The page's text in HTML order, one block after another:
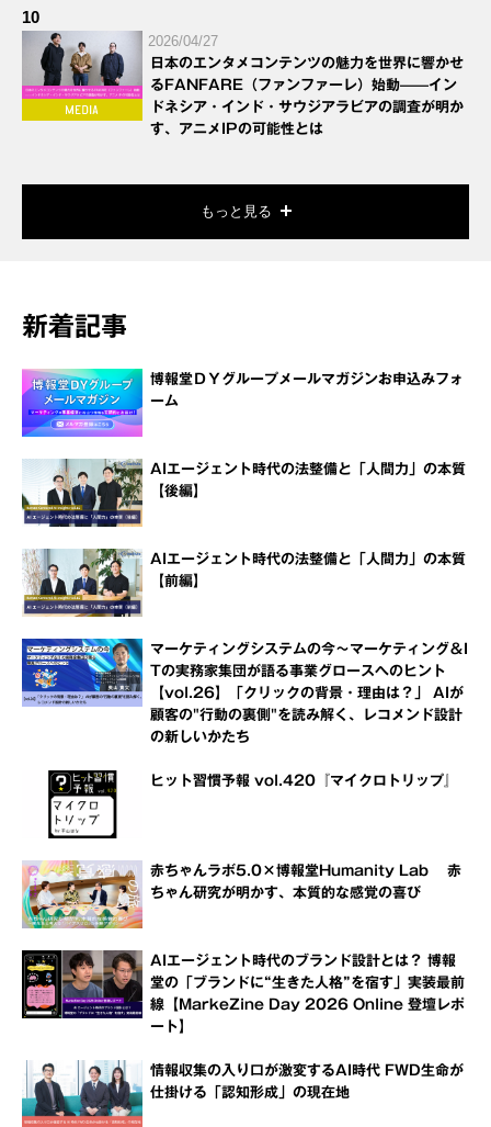
10
2026/04/27
日本のエンタメコンテンツの魅力を世界に響かせ
るFANFARE（ファンファーレ）始動——イン
ドネシア・インド・サウジアラビアの調査が明か
す、アニメIPの可能性とは
もっと見る
新着記事
博報堂ＤＹグループメールマガジンお申込みフォ
ーム
AIエージェント時代の法整備と「人間力」の本質
【後編】
AIエージェント時代の法整備と「人間力」の本質
【前編】
マーケティングシステムの今～マーケティング＆I
Tの実務家集団が語る事業グロースへのヒント
【vol.26】「クリックの背景・理由は？」 AIが
顧客の"行動の裏側"を読み解く、レコメンド設計
の新しいかたち
ヒット習慣予報 vol.420『マイクロトリップ』
赤ちゃんラボ5.0×博報堂Humanity Lab 赤
ちゃん研究が明かす、本質的な感覚の喜び
AIエージェント時代のブランド設計とは？ 博報
堂の「ブランドに“生きた人格”を宿す」実装最前
線【MarkeZine Day 2026 Online 登壇レポ
ート】
情報収集の入り口が激変するAI時代 FWD生命が
仕掛ける「認知形成」の現在地